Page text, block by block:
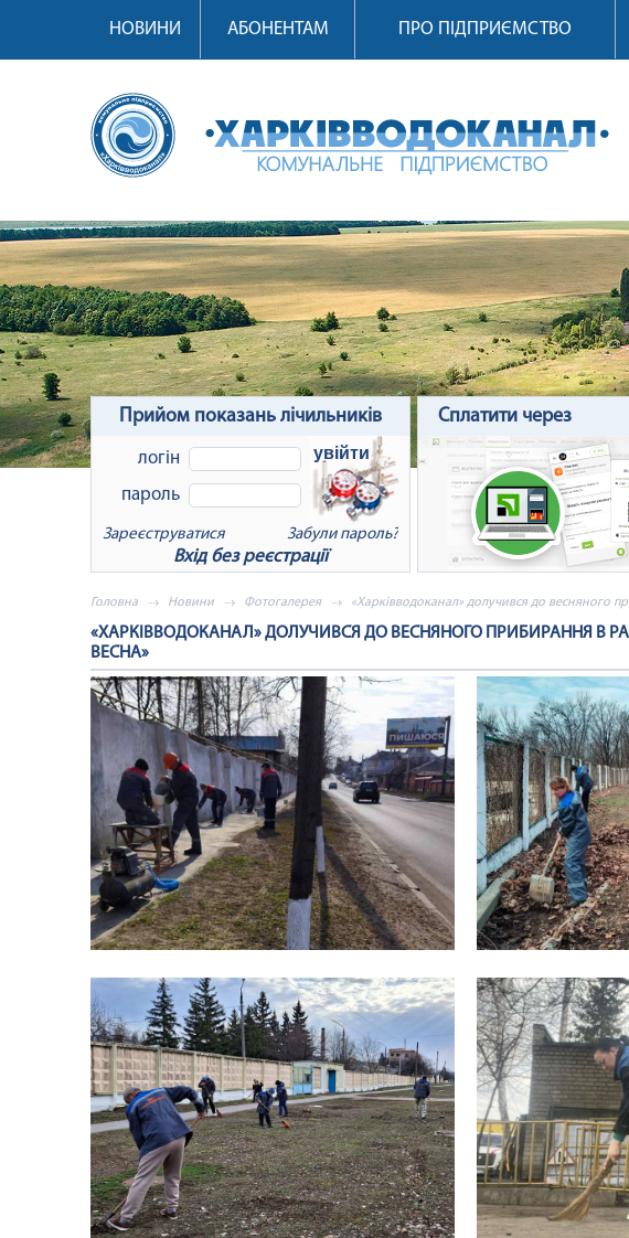
НОВИНИ АБОНЕНТАМ ПРО ПІДПРИЄМСТВО
Прийом показань лічильників
логін
пароль
увійти
Зареєструватися Забули пароль?
Вхід без реєстрації
Відновлення пароля
Для відновлення пароля введіть Ваш
логін або e-mail:
Очистити поле Надіслати
Сплатити через
Головна Новини Фотогалерея «Харківводоканал» долучився до весняного
«ХАРКІВВОДОКАНАЛ» ДОЛУЧИВСЯ ДО ВЕСНЯНОГО ПРИБИРАННЯ В
ВЕСНА»